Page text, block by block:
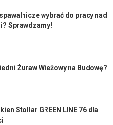
wybrać do pracy nad
Sprawdzamy!
Żuraw Wieżowy na Budowę?
Stollar GREEN LINE 76 dla